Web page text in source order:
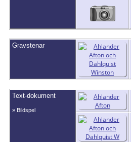
Gravstenar
Text-dokument
» Bildspel